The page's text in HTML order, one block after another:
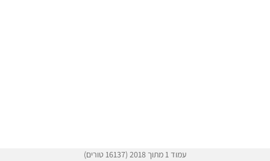
עמוד 1 מתוך 2018 (16137 טורים)